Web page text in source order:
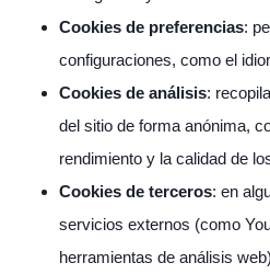
Cookies de preferencias:
configuraciones, como el
Cookies de análisis:
del sitio de forma anónima,
rendimiento y la calidad de
Cookies de terceros: en
servicios externos (como
herramientas de análisis